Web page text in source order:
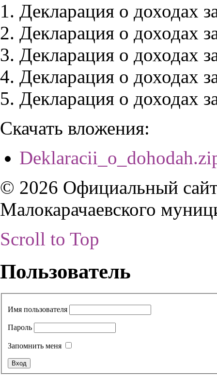
Декларация о доходах
Декларация о доходах
Декларация о доходах
Декларация о доходах
Декларация о доходах
Скачать вложения:
© 2026 Официальный
Малокарачаевского
Scroll to Top
Пользователь
Имя пользователя
Пароль
Запомнить меня